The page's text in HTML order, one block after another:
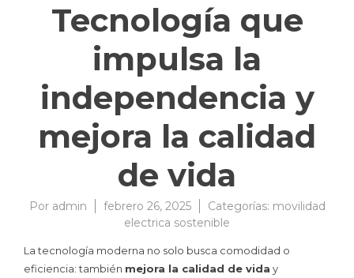
Tecnología que
impulsa la
independencia y
mejora la calidad
de vida
Por admin febrero 26, 2025 Categorías: movilidad
electrica sostenible
La tecnología moderna no solo busca comodidad o
eficiencia: también mejora la calidad de vida y